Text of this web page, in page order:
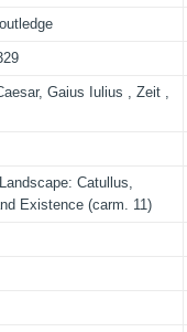
Gaius Iulius , Zeit ,
Catullus,
Existence (carm. 11)